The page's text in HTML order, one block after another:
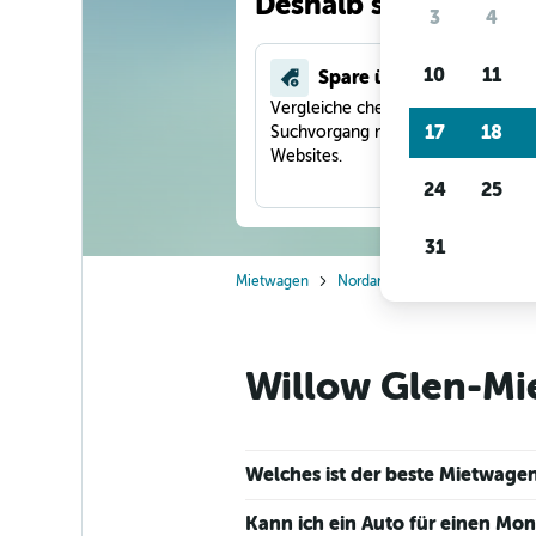
Spare über 40 %
Vergleiche checkfelix in einem
Suchvorgang mit anderen Reise-
Websites.
Mietwagen Nordamerika
Willow Glen-
Welches ist der beste
Kann ich ein Auto für einen
3 4
10 11
17 18
24 25
31